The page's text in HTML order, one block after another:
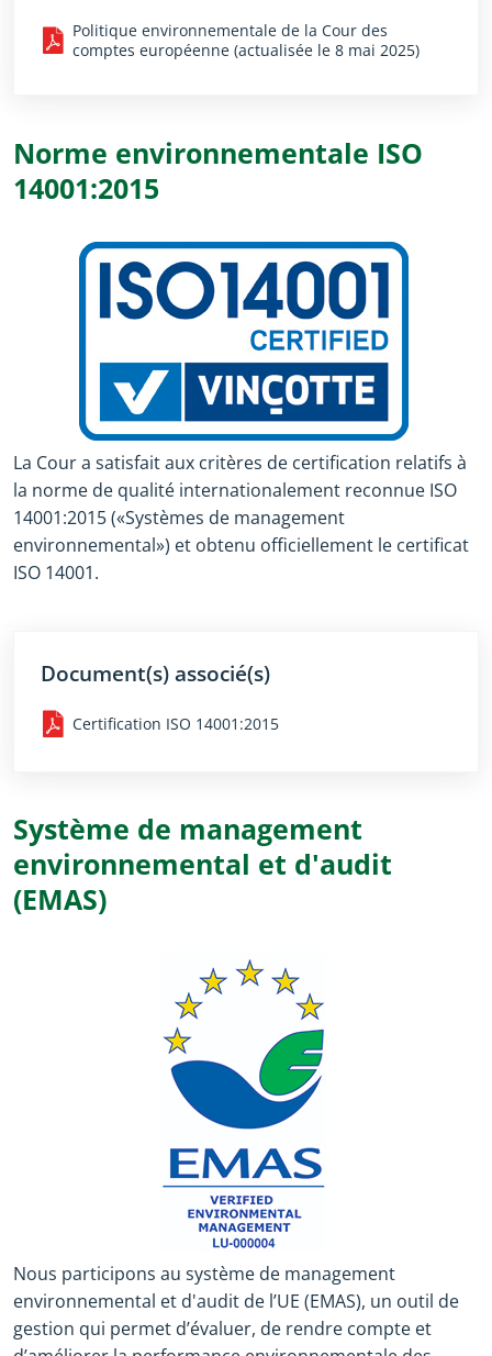
Politique environnementale de la Cour des
comptes européenne (actualisée le 8 mai 2025)
Norme environnementale ISO
14001:2015
La Cour a satisfait aux critères de certification relatifs à
la norme de qualité internationalement reconnue ISO
14001:2015 («Systèmes de management
environnemental») et obtenu officiellement le certificat
ISO 14001.
Document(s) associé(s)
Certification ISO 14001:2015
Système de management
environnemental et d'audit
(EMAS)
Nous participons au système de management
environnemental et d'audit de l’UE (EMAS), un outil de
gestion qui permet d’évaluer, de rendre compte et